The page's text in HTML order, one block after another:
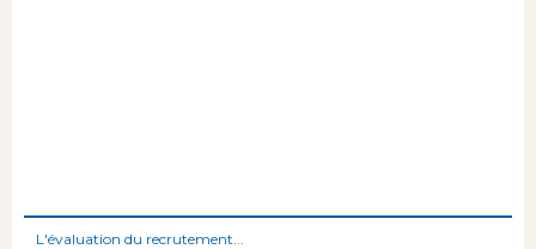
L'évaluation du recrutement...